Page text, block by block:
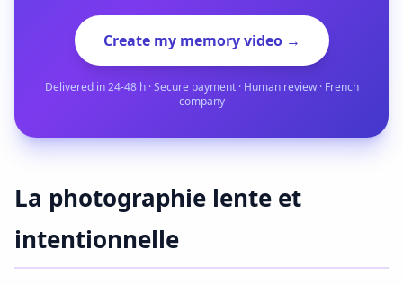
Create my memory video →
Delivered in 24-48 h · Secure payment · Human review · French
company
La photographie lente et
intentionnelle